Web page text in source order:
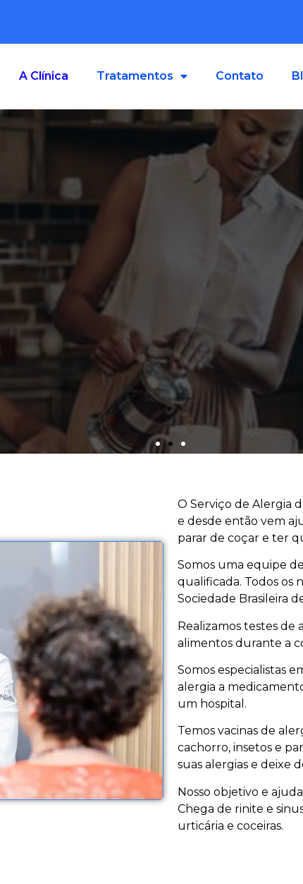
A Clínica Tratamentos Contato
com menos restrições
crises de urticária
de alergistas no Rio de Janeiro
suas alergias. Alergia alimentar
diagnosticada e controlada.
Converse com a gente
O Serviço de Alergia
e desde então vem
parar de coçar e ter
Somos uma equipe
qualificada. Todos os
Sociedade Brasileira
Realizamos testes de
alimentos durante a
Somos especialistas
alergia a
um hospital.
Temos vacinas de
cachorro, insetos e
suas alergias e deixe
Nosso objetivo e
Chega de rinite e
urticária e coceiras.